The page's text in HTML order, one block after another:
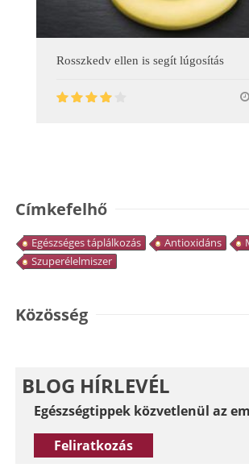
Rosszkedv ellen is segít lúgosítás
Címkefelhő
Egészséges táplálkozás Antioxidáns
Szuperélelmiszer
Közösség
BLOG HÍRLEVÉL
Egészségtippek közvetlenül az
Feliratkozás